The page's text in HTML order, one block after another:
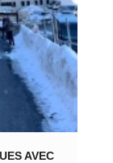
AVEC